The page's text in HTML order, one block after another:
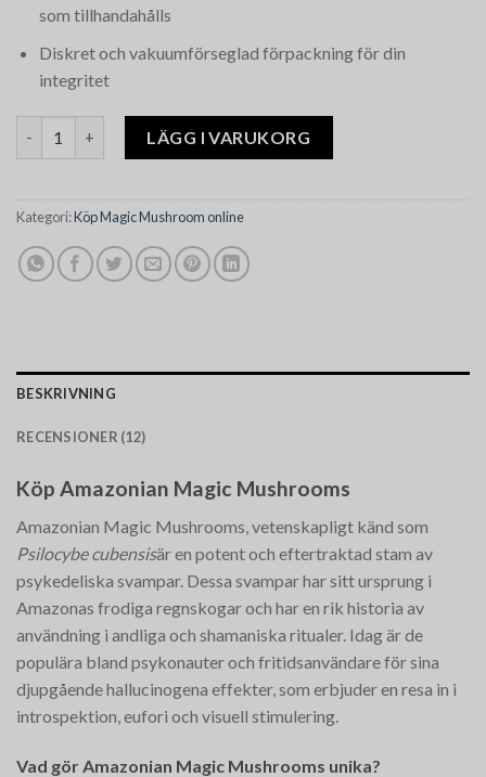
som tillhandahålls
Diskret och vakuumförseglad förpackning för din
integritet
Amazonian Magic Mushrooms mängd
LÄGG I VARUKORG
Kategori:Köp Magic Mushroom online
BESKRIVNING
RECENSIONER (12)
Köp Amazonian Magic Mushrooms
Amazonian Magic Mushrooms, vetenskapligt känd som
Psilocybe cubensisär en potent och eftertraktad stam av
psykedeliska svampar. Dessa svampar har sitt ursprung i
Amazonas frodiga regnskogar och har en rik historia av
användning i andliga och shamaniska ritualer. Idag är de
populära bland psykonauter och fritidsanvändare för sina
djupgående hallucinogena effekter, som erbjuder en resa in i
introspektion, eufori och visuell stimulering.
Vad gör Amazonian Magic Mushrooms unika?